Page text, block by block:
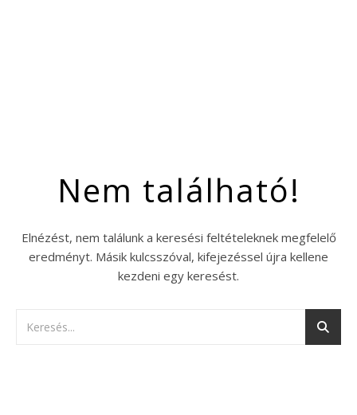
Nem található!
Elnézést, nem találunk a keresési feltételeknek megfelelő
eredményt. Másik kulcsszóval, kifejezéssel újra kellene
kezdeni egy keresést.